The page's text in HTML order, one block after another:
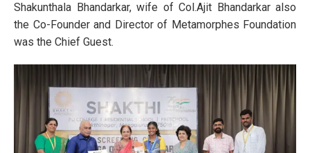
Shakunthala Bhandarkar, wife of Col.Ajit Bhandarkar also
the Co-Founder and Director of Metamorphes Foundation
was the Chief Guest.